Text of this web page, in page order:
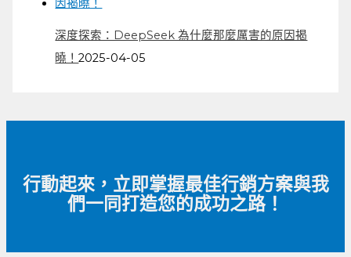
深度探索：DeepSeek 為什麼那麼厲害的原因揭
曉！2025-04-05
行動起來，立即掌握最佳行銷方案與我
們一同打造您的成功之路！